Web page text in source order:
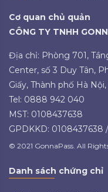
Cơ quan chủ quản
CÔNG TY TNHH
Địa chỉ: Phòng 701,
Center, số 3 Duy Tân,
Giấy, Thành phố Hà
Tel: 0888 942 040
MST: 0108437638
GPDKKD: 0108437638
© 2021 GonnaPass. All
Danh sách chứng chỉ